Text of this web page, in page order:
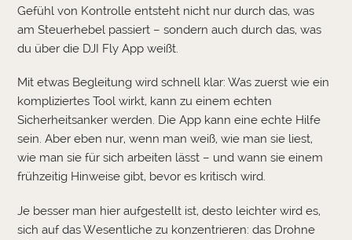
Gefühl von Kontrolle entsteht nicht nur durch das, was
am Steuerhebel passiert – sondern auch durch das, was
du über die DJI Fly App weißt.
Mit etwas Begleitung wird schnell klar: Was zuerst wie ein
kompliziertes Tool wirkt, kann zu einem echten
Sicherheitsanker werden. Die App kann eine echte Hilfe
sein. Aber eben nur, wenn man weiß, wie man sie liest,
wie man sie für sich arbeiten lässt – und wann sie einem
frühzeitig Hinweise gibt, bevor es kritisch wird.
Je besser man hier aufgestellt ist, desto leichter wird es,
sich auf das Wesentliche zu konzentrieren: das Drohne